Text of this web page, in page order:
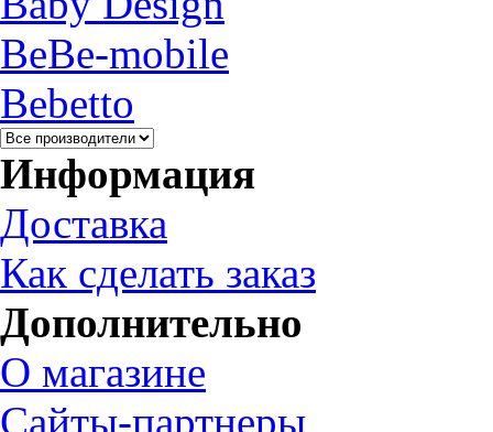
BeBe-mobile
Bebetto
Информация
Доставка
Как сделать заказ
Дополнительно
О магазине
Сайты-партнеры